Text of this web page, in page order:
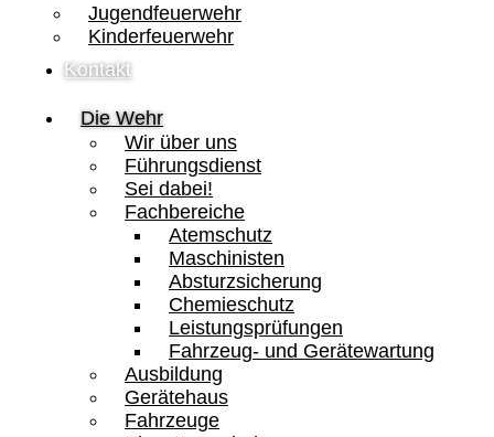
Jugendfeuerwehr
Kinderfeuerwehr
Kontakt
Die Wehr
Wir über uns
Führungsdienst
Sei dabei!
Fachbereiche
Atemschutz
Maschinisten
Absturzsicherung
Chemieschutz
Leistungsprüfungen
Fahrzeug- und Gerätewartung
Ausbildung
Gerätehaus
Fahrzeuge